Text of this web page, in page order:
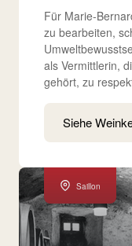
Für Marie-
zu bearbeiten,
als Vermittlerin,
gehört, zu
Siehe
Saillon